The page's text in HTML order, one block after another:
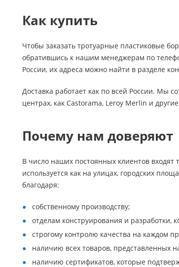
Как купить
Чтобы заказать тротуарные пластиковые
обратившись к нашим менеджерам по
России, их адреса можно найти в разделе
Доставка работает как по всей России. Мы
центрах, как Castorama, Leroy Merlin и
Почему нам доверяют
В число наших постоянных клиентов
используется как на улицах, городских
благодаря:
собственному производству;
отделам конструирования и
строгому контролю качества на каждом
наличию всех товаров, представленных
наличию сертификатов, которые